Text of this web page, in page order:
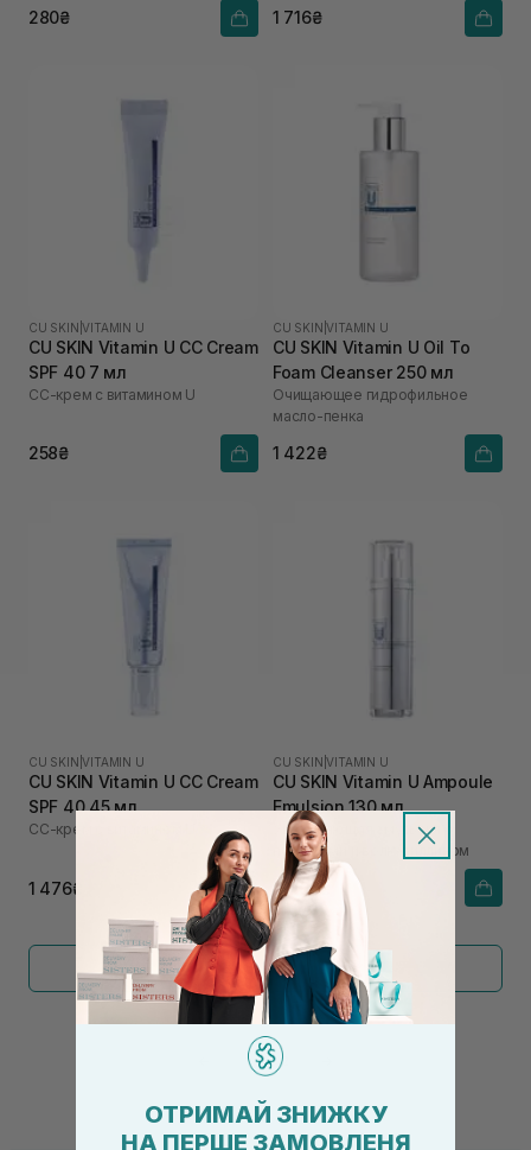
280₴ 1 716₴
CU SKIN |VITAMIN U
CU SKIN Vitamin U CC Cream
SPF 40 7 мл
СС-крем с витамином U
258₴
CU SKIN |VITAMIN U
CU SKIN Vitamin U Oil To
Foam Cleanser 250 мл
Очищающее гидрофильное
масло-пенка
1 422₴
CU SKIN |VITAMIN U
CU SKIN Vitamin U CC Cream
SPF 40 45 мл
СС-крем с витамином U
1 476₴
CU SKIN |VITAMIN U
CU SKIN Vitamin U Ampoule
Emulsion 130 мл
Увлажняющая эмульсия с
пептидами и волюфиллином
2 466₴
Показать больше
1 2
ОТРИМАЙ ЗНИЖКУ
НА ПЕРШЕ ЗАМОВЛЕНЯ